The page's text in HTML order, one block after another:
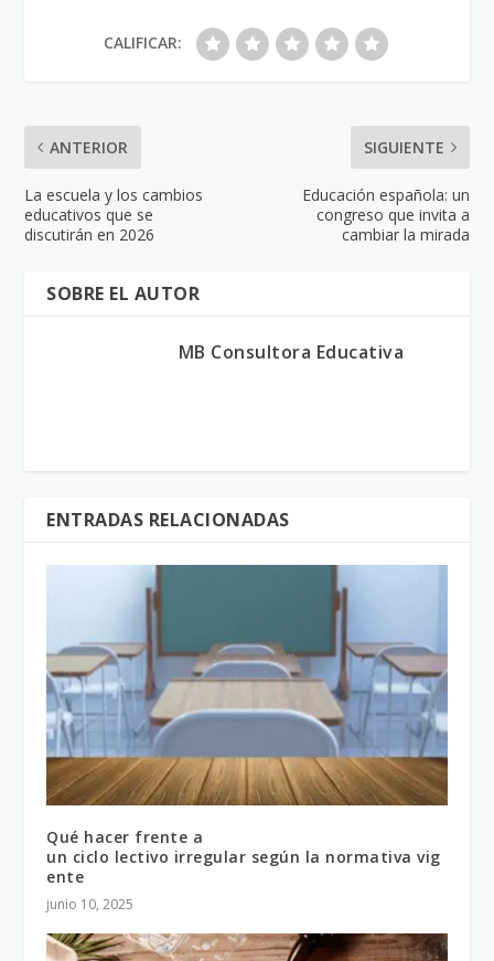
CALIFICAR:
ANTERIOR
La escuela y los cambios
educativos que se
discutirán en 2026
SIGUIENTE
Educación española: un
congreso que invita a
cambiar la mirada
SOBRE EL AUTOR
MB Consultora Educativa
ENTRADAS RELACIONADAS
Qué hacer frente a
un ciclo lectivo irregular según la normativa vig
ente
junio 10, 2025